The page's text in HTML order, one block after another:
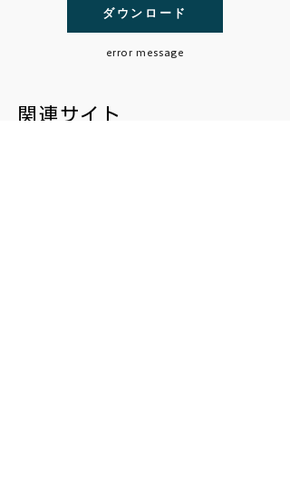
ダウンロード
error message
関連サイト